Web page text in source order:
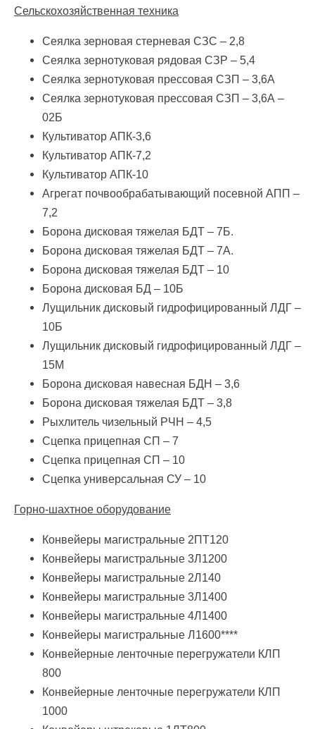
Сельскохозяйственная техника
Сеялка зерновая стерневая СЗС – 2,8
Сеялка зернотуковая рядовая СЗР – 5,4
Сеялка зернотуковая прессовая СЗП – 3,6А
Сеялка зернотуковая прессовая СЗП – 3,6А –
02Б
Культиватор АПК-3,6
Культиватор АПК-7,2
Культиватор АПК-10
Агрегат почвообрабатывающий посевной АПП –
7,2
Борона дисковая тяжелая БДТ – 7Б.
Борона дисковая тяжелая БДТ – 7А.
Борона дисковая тяжелая БДТ – 10
Борона дисковая БД – 10Б
Лущильник дисковый гидрофицированный ЛДГ –
10Б
Лущильник дисковый гидрофицированный ЛДГ –
15М
Борона дисковая навесная БДН – 3,6
Борона дисковая тяжелая БДТ – 3,8
Рыхлитель чизельный РЧН – 4,5
Сцепка прицепная СП – 7
Сцепка прицепная СП – 10
Сцепка универсальная СУ – 10
Горно-шахтное оборудование
Конвейеры магистральные 2ПТ120
Конвейеры магистральные 3Л1200
Конвейеры магистральные 2Л140
Конвейеры магистральные 3Л1400
Конвейеры магистральные 4Л1400
Конвейеры магистральные Л1600****
Конвейерные ленточные перегружатели КЛП
800
Конвейерные ленточные перегружатели КЛП
1000